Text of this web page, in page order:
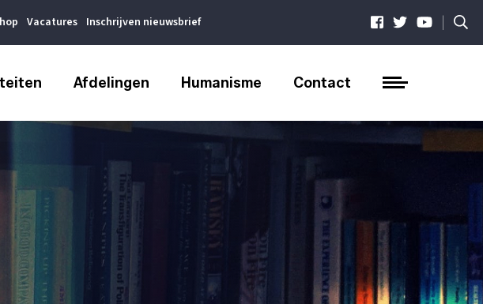
Vacatures Inschrijven nieuwsbrief |
Afdelingen Humanisme Contact